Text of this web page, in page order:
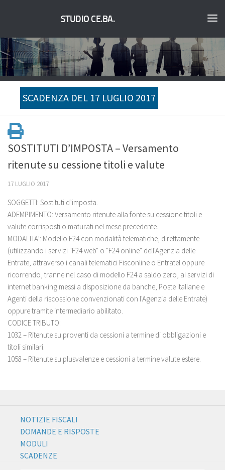
STUDIO CE.BA.
SCADENZA DEL 17 LUGLIO 2017
SOSTITUTI D’IMPOSTA – Versamento
ritenute su cessione titoli e valute
17 LUGLIO 2017
SOGGETTI: Sostituti d’imposta.
ADEMPIMENTO: Versamento ritenute alla fonte su cessione titoli e
valute corrisposti o maturati nel mese precedente.
MODALITA’: Modello F24 con modalità telematiche, direttamente
(utilizzando i servizi "F24 web" o "F24 online" dell'Agenzia delle
Entrate, attraverso i canali telematici Fisconline o Entratel oppure
ricorrendo, tranne nel caso di modello F24 a saldo zero, ai servizi di
internet banking messi a disposizione da banche, Poste Italiane e
Agenti della riscossione convenzionati con l'Agenzia delle Entrate)
oppure tramite intermediario abilitato.
CODICE TRIBUTO:
1032 – Ritenute su proventi da cessioni a termine di obbligazioni e
titoli similari.
1058 – Ritenute su plusvalenze e cessioni a termine valute estere.
NOTIZIE FISCALI
DOMANDE E RISPOSTE
MODULI
SCADENZE